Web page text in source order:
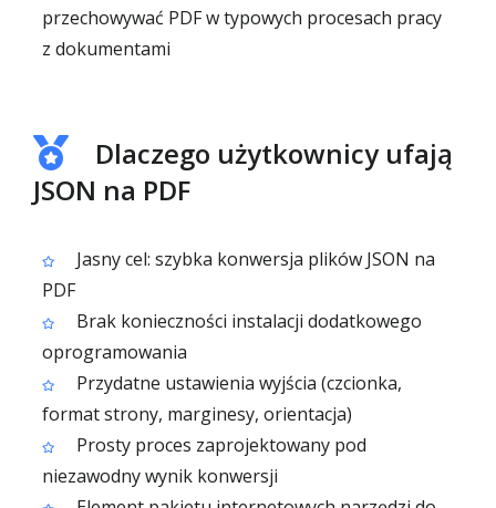
przechowywać PDF w typowych procesach pracy
z dokumentami
Dlaczego użytkownicy ufają
JSON na PDF
Jasny cel: szybka konwersja plików JSON na
PDF
Brak konieczności instalacji dodatkowego
oprogramowania
Przydatne ustawienia wyjścia (czcionka,
format strony, marginesy, orientacja)
Prosty proces zaprojektowany pod
niezawodny wynik konwersji